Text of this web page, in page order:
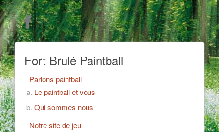
Fort Brulé Paintball
Parlons paintball
Le paintball et vous
Qui sommes nous
Notre site de jeu